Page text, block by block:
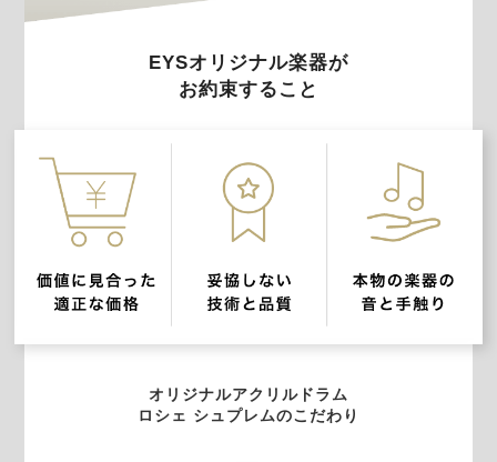
EYSオリジナル楽器が
お約束すること
オリジナルアクリルドラム
ロシェ シュプレムのこだわり